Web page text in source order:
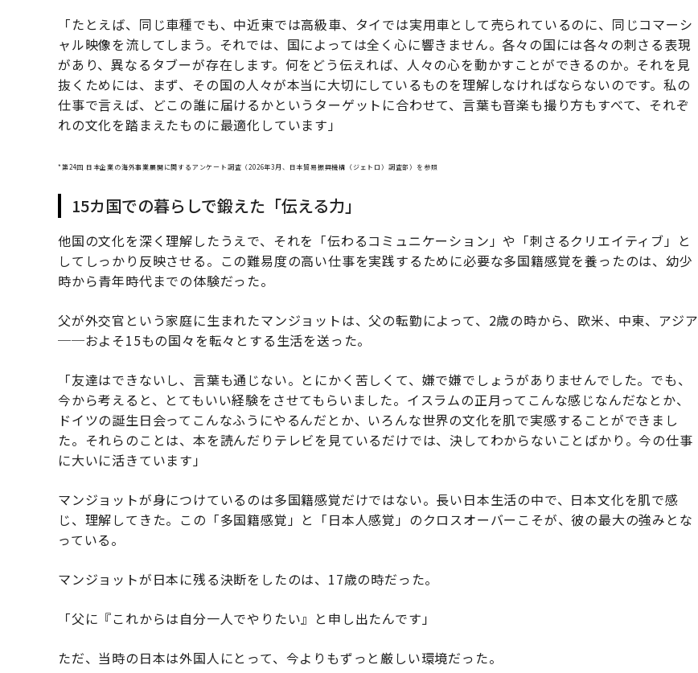
「たとえば、同じ車種でも、中近東では高級車、タイでは実用車として売られているのに、同じコマーシ
ャル映像を流してしまう。それでは、国によっては全く心に響きません。各々の国には各々の刺さる表現
があり、異なるタブーが存在します。何をどう伝えれば、人々の心を動かすことができるのか。それを見
抜くためには、まず、その国の人々が本当に大切にしているものを理解しなければならないのです。私の
仕事で言えば、どこの誰に届けるかというターゲットに合わせて、言葉も音楽も撮り方もすべて、それぞ
れの文化を踏まえたものに最適化しています」
*第24回 日本企業の海外事業展開に関するアンケート調査（2026年3月、日本貿易振興機構（ジェトロ）調査部）を参照
15カ国での暮らしで鍛えた「伝える力」
他国の文化を深く理解したうえで、それを「伝わるコミュニケーション」や「刺さるクリエイティブ」と
してしっかり反映させる。この難易度の高い仕事を実践するために必要な多国籍感覚を養ったのは、幼少
時から青年時代までの体験だった。
父が外交官という家庭に生まれたマンジョットは、父の転勤によって、2歳の時から、欧米、中東、アジア
──およそ15もの国々を転々とする生活を送った。
「友達はできないし、言葉も通じない。とにかく苦しくて、嫌で嫌でしょうがありませんでした。でも、
今から考えると、とてもいい経験をさせてもらいました。イスラムの正月ってこんな感じなんだなとか、
ドイツの誕生日会ってこんなふうにやるんだとか、いろんな世界の文化を肌で実感することができまし
た。それらのことは、本を読んだりテレビを見ているだけでは、決してわからないことばかり。今の仕事
に大いに活きています」
マンジョットが身につけているのは多国籍感覚だけではない。長い日本生活の中で、日本文化を肌で感
じ、理解してきた。この「多国籍感覚」と「日本人感覚」のクロスオーバーこそが、彼の最大の強みとな
っている。
マンジョットが日本に残る決断をしたのは、17歳の時だった。
「父に『これからは自分一人でやりたい』と申し出たんです」
ただ、当時の日本は外国人にとって、今よりもずっと厳しい環境だった。